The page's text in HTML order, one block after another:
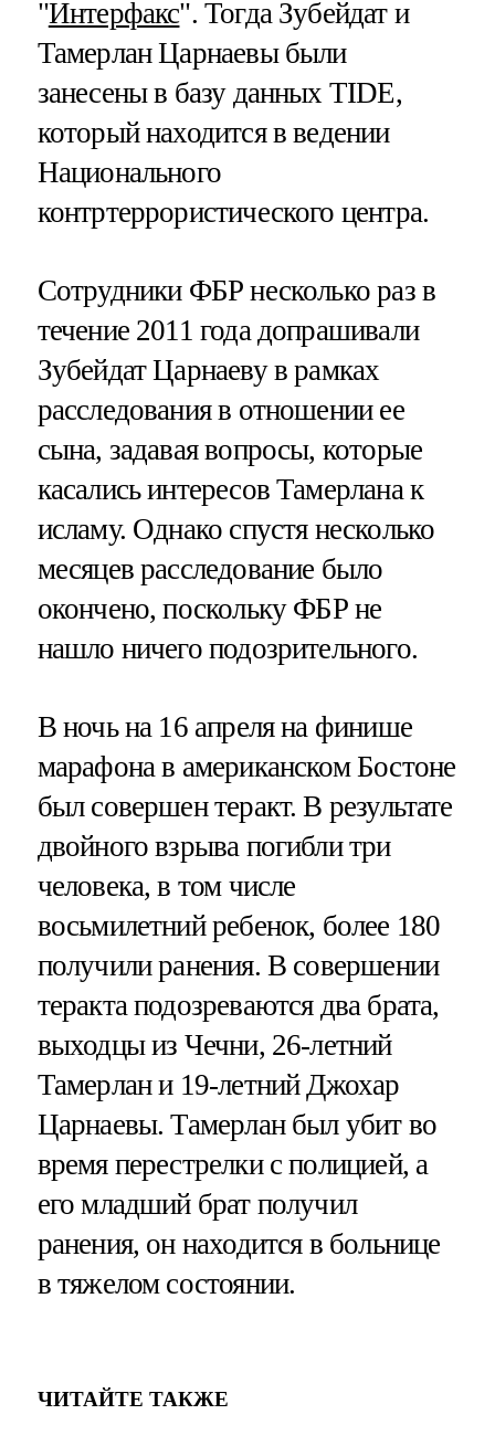
"Интерфакс". Тогда Зубейдат и
Тамерлан Царнаевы были
занесены в базу данных TIDE,
который находится в ведении
Национального
контртеррористического центра.
Сотрудники ФБР несколько раз в
течение 2011 года допрашивали
Зубейдат Царнаеву в рамках
расследования в отношении ее
сына, задавая вопросы, которые
касались интересов Тамерлана к
исламу. Однако спустя несколько
месяцев расследование было
окончено, поскольку ФБР не
нашло ничего подозрительного.
В ночь на 16 апреля на финише
марафона в американском Бостоне
был совершен теракт. В результате
двойного взрыва погибли три
человека, в том числе
восьмилетний ребенок, более 180
получили ранения. В совершении
теракта подозреваются два брата,
выходцы из Чечни, 26-летний
Тамерлан и 19-летний Джохар
Царнаевы. Тамерлан был убит во
время перестрелки с полицией, а
его младший брат получил
ранения, он находится в больнице
в тяжелом состоянии.
ЧИТАЙТЕ ТАКЖЕ